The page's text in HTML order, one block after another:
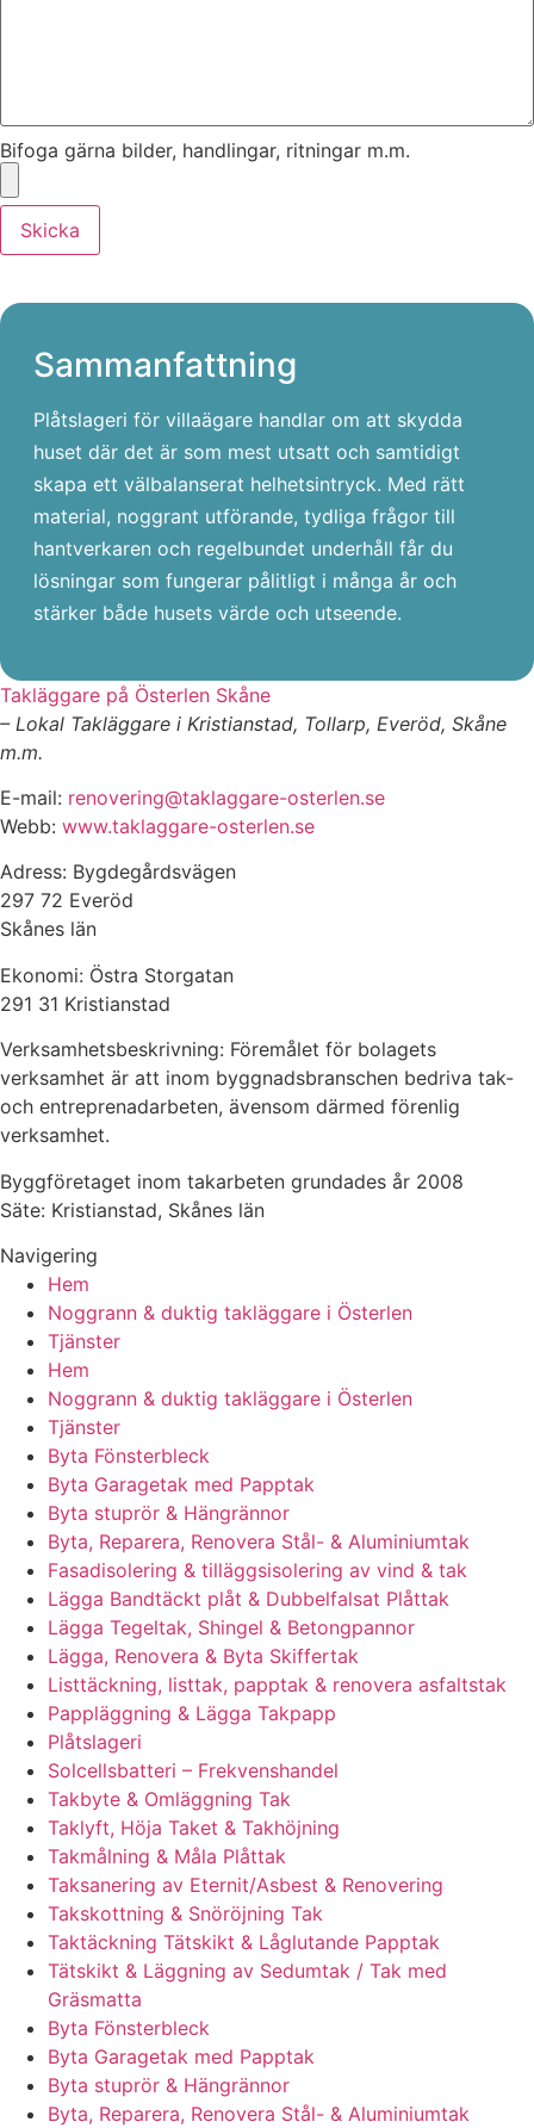
Bifoga gärna bilder, handlingar, ritningar m.m.
Skicka
Sammanfattning
Plåtslageri för villaägare handlar om att skydda
huset där det är som mest utsatt och samtidigt
skapa ett välbalanserat helhetsintryck. Med rätt
material, noggrant utförande, tydliga frågor till
hantverkaren och regelbundet underhåll får du
lösningar som fungerar pålitligt i många år och
stärker både husets värde och utseende.
Takläggare på Österlen Skåne
– Lokal Takläggare i Kristianstad, Tollarp, Everöd, Skåne
m.m.
E-mail: renovering@taklaggare-osterlen.se
Webb: www.taklaggare-osterlen.se
Adress: Bygdegårdsvägen
297 72 Everöd
Skånes län
Ekonomi: Östra Storgatan
291 31 Kristianstad
Verksamhetsbeskrivning: Föremålet för bolagets
verksamhet är att inom byggnadsbranschen bedriva tak-
och entreprenadarbeten, ävensom därmed förenlig
verksamhet.
Byggföretaget inom takarbeten grundades år 2008
Säte: Kristianstad, Skånes län
Navigering
Hem
Noggrann & duktig takläggare i Österlen
Tjänster
Hem
Noggrann & duktig takläggare i Österlen
Tjänster
Byta Fönsterbleck
Byta Garagetak med Papptak
Byta stuprör & Hängrännor
Byta, Reparera, Renovera Stål- & Aluminiumtak
Fasadisolering & tilläggsisolering av vind & tak
Lägga Bandtäckt plåt & Dubbelfalsat Plåttak
Lägga Tegeltak, Shingel & Betongpannor
Lägga, Renovera & Byta Skiffertak
Listtäckning, listtak, papptak & renovera asfaltstak
Pappläggning & Lägga Takpapp
Plåtslageri
Solcellsbatteri – Frekvenshandel
Takbyte & Omläggning Tak
Taklyft, Höja Taket & Takhöjning
Takmålning & Måla Plåttak
Taksanering av Eternit/Asbest & Renovering
Takskottning & Snöröjning Tak
Taktäckning Tätskikt & Låglutande Papptak
Tätskikt & Läggning av Sedumtak / Tak med
Gräsmatta
Byta Fönsterbleck
Byta Garagetak med Papptak
Byta stuprör & Hängrännor
Byta, Reparera, Renovera Stål- & Aluminiumtak